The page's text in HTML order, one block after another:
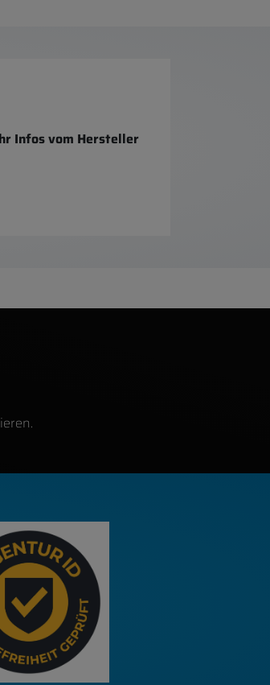
Infos vom Hersteller